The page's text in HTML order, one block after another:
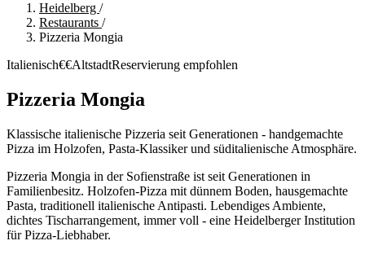
Heidelberg /
Restaurants /
Pizzeria Mongia
Italienisch€€AltstadtReservierung empfohlen
Pizzeria Mongia
Klassische italienische Pizzeria seit Generationen - handgemachte
Pizza im Holzofen, Pasta-Klassiker und süditalienische Atmosphäre.
Pizzeria Mongia in der Sofienstraße ist seit Generationen in
Familienbesitz. Holzofen-Pizza mit dünnem Boden, hausgemachte
Pasta, traditionell italienische Antipasti. Lebendiges Ambiente,
dichtes Tischarrangement, immer voll - eine Heidelberger Institution
für Pizza-Liebhaber.